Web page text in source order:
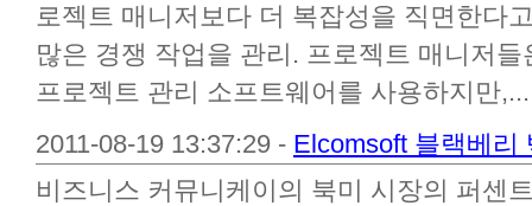
로젝트 매니저보다 더 복잡성을 직면한다
많은 경쟁 작업을 관리. 프로젝트 매니저
프로젝트 관리 소프트웨어를 사용하지만,...
2011-08-19 13:37:29 - Elcomsoft 블랙베리
비즈니스 커뮤니케이의 북미 시장의 퍼센